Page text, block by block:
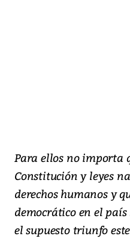
Para ellos no importa
Constitución y leyes
derechos humanos y
democrático en el
el supuesto triunfo